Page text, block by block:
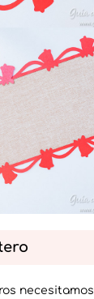
necesitamos